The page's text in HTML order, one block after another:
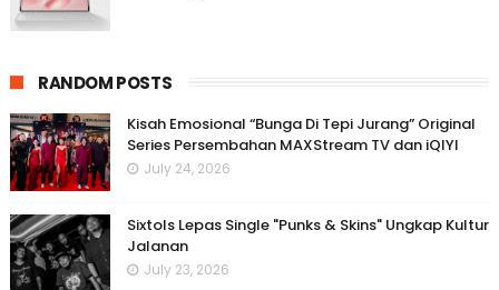
RANDOM POSTS
Kisah Emosional “Bunga Di Tepi Jurang” Original
Series Persembahan MAXStream TV dan iQIYI
July 24, 2026
Sixtols Lepas Single "Punks & Skins" Ungkap Kultur
Jalanan
July 23, 2026